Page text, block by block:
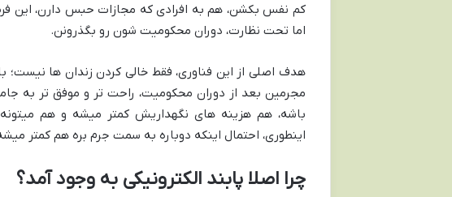
کم نفس بکشن، هم به افرادی که مجازات حبس دارن، این
اما تحت نظارت، دوران محکومیت شون رو بگذرونن.
هدف اصلی از این فناوری، فقط خالی کردن زندان ها
مجرمین بعد از دوران محکومیت، راحت تر و موفق تر به
باشه، هم هزینه های نگهداریش کمتر میشه و هم
اینطوری، احتمال اینکه دوباره به سمت جرم بره هم کمتر
چرا اصلا پابند الکترونیکی به وجود آمد؟